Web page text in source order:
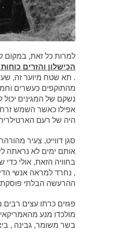
למרות כל זאת, במקום
הכישלון והזרים
. תא שטח מיוער זה,
מהתוקפים כעשרים
נשקם של המגינים
היה של רעם
אותם ימים לא נראתה
בחוויה הזאת, אולי
, נחרד למראה אנשי
ההרעשה הבלתי
פגזים כרתו עצים
מולכדו מנע
בשר משומר, גבינה ,